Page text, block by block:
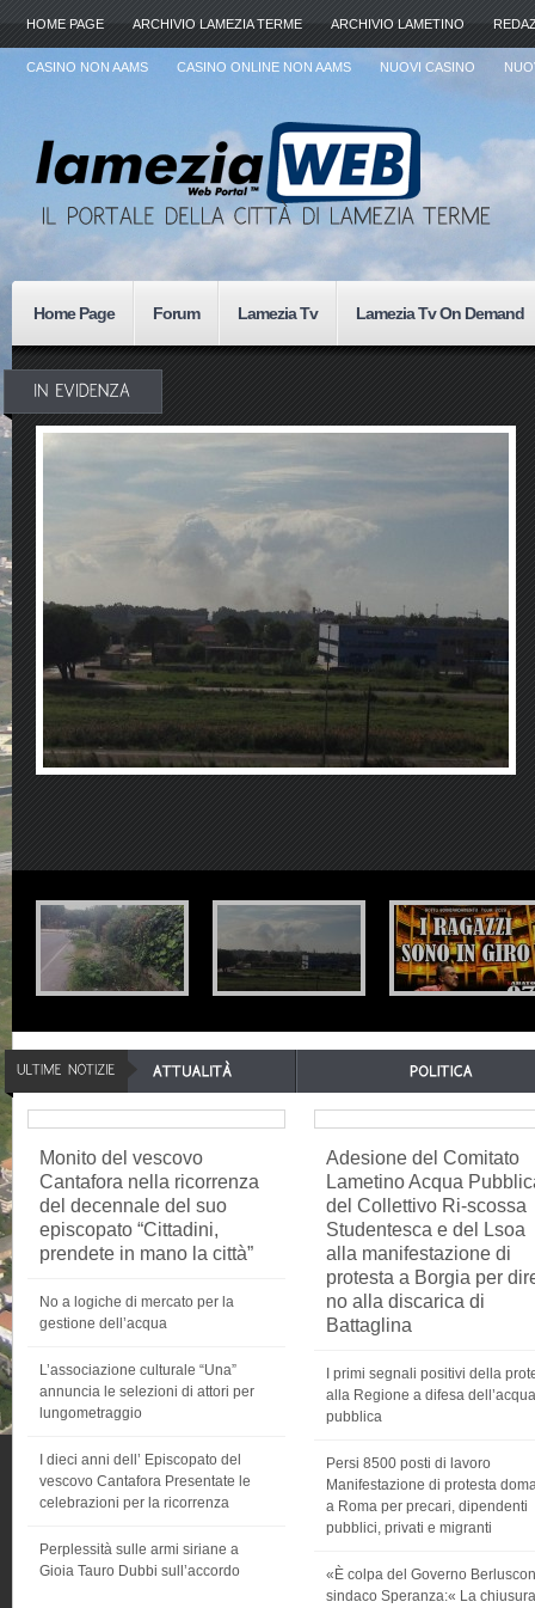
HOME PAGE ARCHIVIO LAMEZIA TERME ARCHIVIO LAMETINO
CASINO NON AAMS CASINO ONLINE NON AAMS NUOVI CASINO
Home Page Forum Lamezia Tv Lamezia Tv On Demand
Monito del vescovo
Cantafora nella ricorrenza
del decennale del suo
episcopato “Cittadini,
prendete in mano la città”
No a logiche di mercato per la
gestione dell’acqua
L’associazione culturale “Una”
annuncia le selezioni di attori per
lungometraggio
I dieci anni dell’ Episcopato del
vescovo Cantafora Presentate le
celebrazioni per la ricorrenza
Perplessità sulle armi siriane a
Gioia Tauro Dubbi sull’accordo
Adesione del Comitato
Lametino Acqua
del Collettivo Ri-scossa
Studentesca e del Lsoa
alla manifestazione di
protesta a Borgia per
no alla discarica di
Battaglina
I primi segnali positivi della
alla Regione a difesa dell’acqua
pubblica
Persi 8500 posti di lavoro
Manifestazione di protesta
a Roma per precari, dipendenti
pubblici, privati e migranti
«È colpa del Governo
sindaco Speranza:« La